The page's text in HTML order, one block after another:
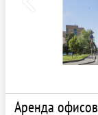
Аренда офисов